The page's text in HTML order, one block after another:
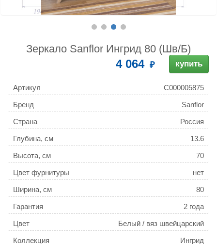
Зеркало Sanflor Ингрид 80 (Шв/Б)
4 064 купить
Артикул С000005875
Бренд Sanflor
Страна Россия
Глубина, см 13.6
Высота, см 70
Цвет фурнитуры нет
Ширина, см 80
Гарантия 2 года
Цвет Белый / вяз швейцарский
Коллекция Ингрид